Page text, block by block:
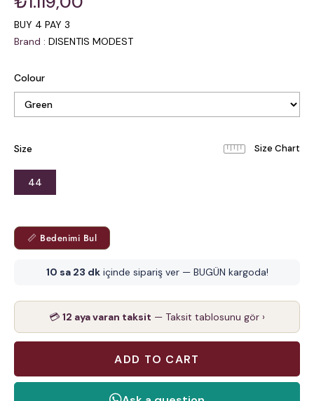
BUY 4 PAY 3
Brand : DISENTIS MODEST
Colour
Size
44
📏 Bedenimi Bul
10 sa 23 dkiçinde sipariş ver — BUGÜN kargoda!
💳 12 aya varan taksit — Taksit tablosunu gör ›